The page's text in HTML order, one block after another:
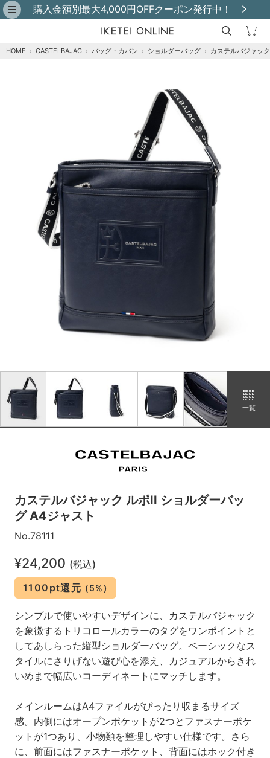
購入金額別最大4,000円OFFクーポン発行中！
HOME › CASTELBAJAC › バッグ・カバン › ショルダーバッグ › カステルバジャッ
一覧
カステルバジャック ルポII ショルダーバッ
グ A4ジャスト
No.78111
¥24,200 (税込)
1100pt還元 (5%)
シンプルで使いやすいデザインに、カステルバジャック
を象徴するトリコロールカラーのタグをワンポイントと
してあしらった縦型ショルダーバッグ。ベーシックなス
タイルにさりげない遊び心を添え、カジュアルからきれ
いめまで幅広いコーディネートにマッチします。
メインルームはA4ファイルがぴったり収まるサイズ
感。内側にはオープンポケットが2つとファスナーポケ
ットが1つあり、小物類を整理しやすい仕様です。さら
に、前面にはファスナーポケット、背面にはホック付き
カートに追加
カートに追加
アカ
在庫あり
カートに追加